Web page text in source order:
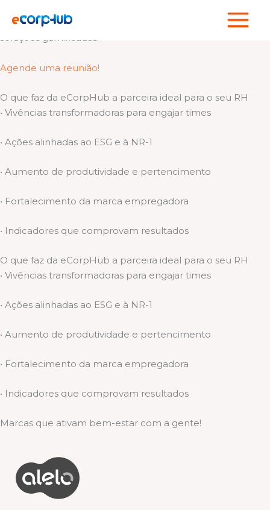
para
Somos um hub de experiências esportivas, bem-estar e
soluções gamificadas.
Agende uma reunião!
O que faz da eCorpHub a parceira ideal para o seu RH
• Vivências transformadoras para engajar times
• Ações alinhadas ao ESG e à NR-1
• Aumento de produtividade e pertencimento
• Fortalecimento da marca empregadora
• Indicadores que comprovam resultados
O que faz da eCorpHub a parceira ideal para o seu RH
• Vivências transformadoras para engajar times
• Ações alinhadas ao ESG e à NR-1
• Aumento de produtividade e pertencimento
• Fortalecimento da marca empregadora
• Indicadores que comprovam resultados
Marcas que ativam bem-estar com a gente!